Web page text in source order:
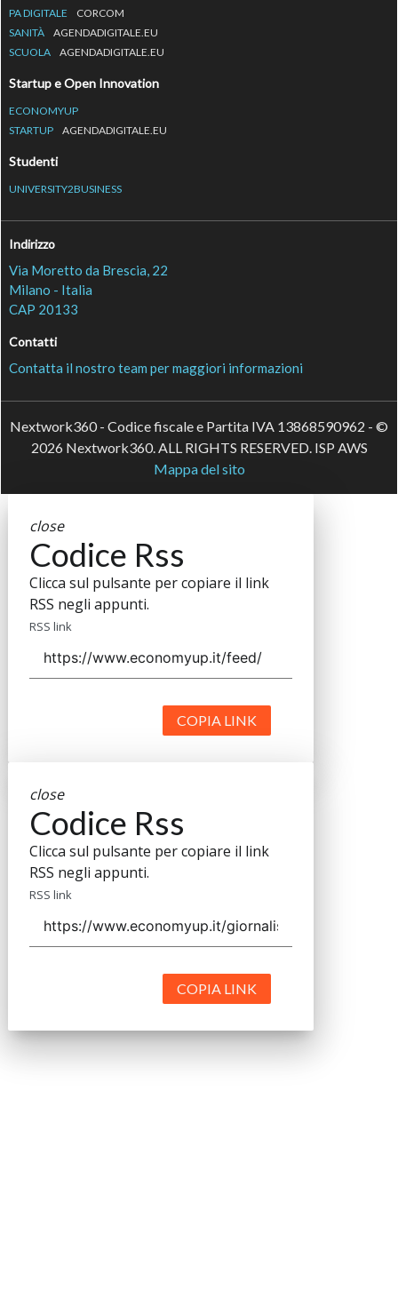
PA DIGITALE
CORCOM
SANITÀ
AGENDADIGITALE.EU
SCUOLA
AGENDADIGITALE.EU
Startup e Open Innovation
ECONOMYUP
STARTUP
AGENDADIGITALE.EU
Studenti
UNIVERSITY2BUSINESS
Indirizzo
Via Moretto da Brescia, 22
Milano - Italia
CAP 20133
Contatti
Contatta il nostro team per maggiori informazioni
Nextwork360 - Codice fiscale e Partita IVA 13868590962 - ©
2026 Nextwork360. ALL RIGHTS RESERVED. ISP AWS
Mappa del sito
close
Codice Rss
Clicca sul pulsante per copiare il link
RSS negli appunti.
RSS link
COPIA LINK
close
Codice Rss
Clicca sul pulsante per copiare il link
RSS negli appunti.
RSS link
COPIA LINK